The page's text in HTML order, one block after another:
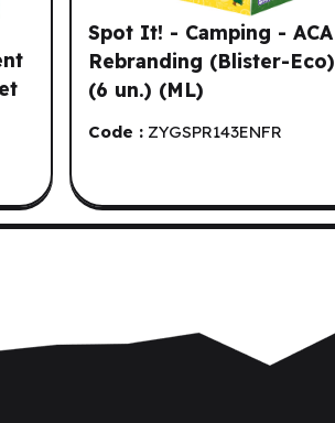
Spot It! - Camping - ACA
Rebranding (Blister-Eco)
(6 un.) (ML)
Code : ZYGSPR143ENFR